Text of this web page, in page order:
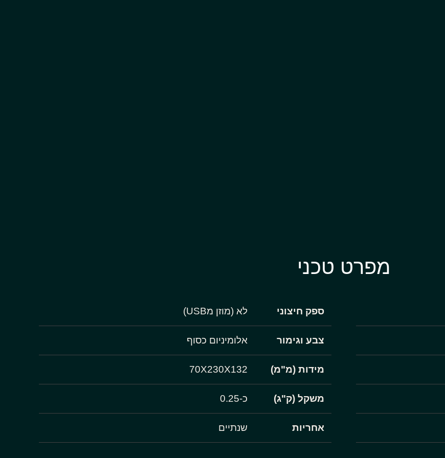
מפרט טכני
ספק חיצוני לא (מוזן מUSB)
צבע וגימור אלומיניום כסוף
מידות (מ"מ) 70X230X132
משקל (ק"ג) כ-0.25
אחריות שנתיים